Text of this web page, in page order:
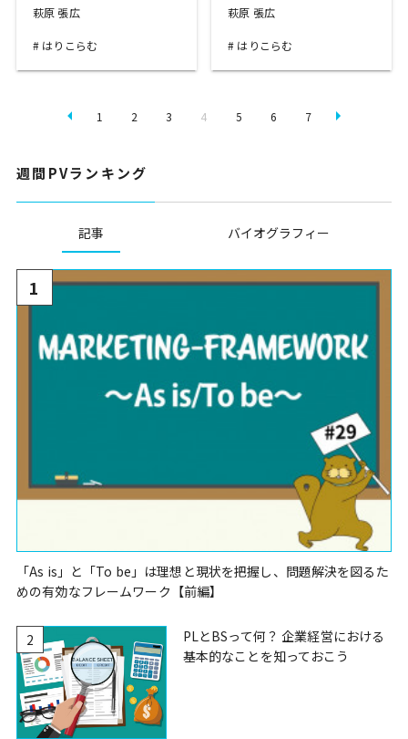
週間PVランキング
記事 バイオグラフィー
1
「As is」と「To be」は理想と現状を把握し、問題解決を図るた
めの有効なフレームワーク【前編】
2
PLとBSって何？ 企業経営における
基本的なことを知っておこう
萩原 張広
はりこらむ
萩原 張広
はりこらむ
1 2 3 4 5 6 7